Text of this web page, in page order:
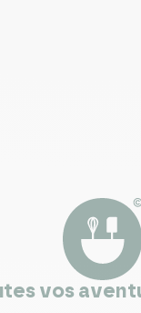
vos